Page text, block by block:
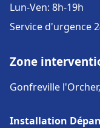
Lun-Ven: 8h-19h
Service d'urgence
Zone
Gonfreville
Installation